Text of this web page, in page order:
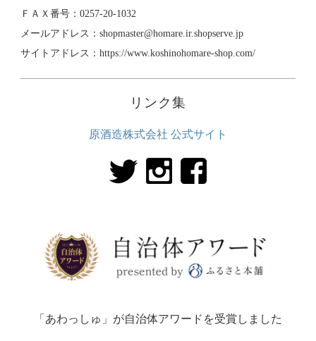
ＦＡＸ番号：0257-20-1032
メールアドレス：shopmaster@homare.ir.shopserve.jp
サイトアドレス：https://www.koshinohomare-shop.com/
リンク集
原酒造株式会社 公式サイト
「あわっしゅ」が自治体アワードを受賞しました